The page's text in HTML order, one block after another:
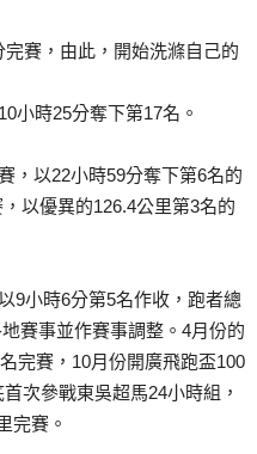
賽，由此， 開始洗滌自己的
小時25分奪下第17名。
，以22小時59分奪下第6名的
以優異的126.4公里第3名的
9小時6分第5名作收，跑者總
賽事並作賽事調整。4月份的
完賽，10月份開廣飛跑盃100
次參戰東吳超馬24小時組，
完賽。